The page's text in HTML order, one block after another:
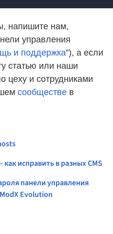
напишите нам,
управления
и поддержка”), а если
статью или наши
цеху и сотрудниками
сообществе в
исправить в разных CMS
панели управления
Evolution